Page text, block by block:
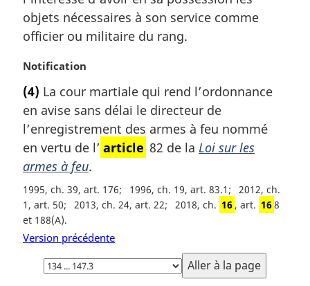
e
:
a
g
n
a
e
:
objets nécessaires à son service comme
officier ou militaire du rang.
N
t
e
m
a
g
i
n
a
l
Notification
(4) La cour martiale qui rend l’ordonnance
en avise sans délai le directeur de
l’enregistrement des armes à feu nommé
en vertu de l’ article 82 de la Loi sur les
armes à feu.
1995, ch. 39, art. 176 1996, ch. 19, art. 83.1
2012, ch.
1, art. 50
2013, ch. 24, art. 22 2018, ch. 16 , art. 168
et 188(A)
Version précédente
Choisissez
la